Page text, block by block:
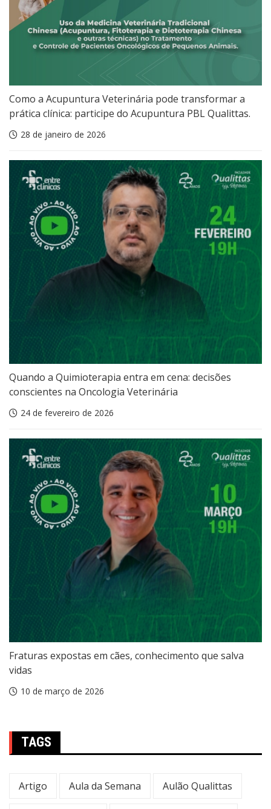
Como a Acupuntura Veterinária pode transformar a
prática clínica: participe do Acupuntura PBL Qualittas.
28 de janeiro de 2026
Quando a Quimioterapia entra em cena: decisões
conscientes na Oncologia Veterinária
24 de fevereiro de 2026
Fraturas expostas em cães, conhecimento que salva
vidas
10 de março de 2026
TAGS
Artigo Aula da Semana Aulão Qualittas